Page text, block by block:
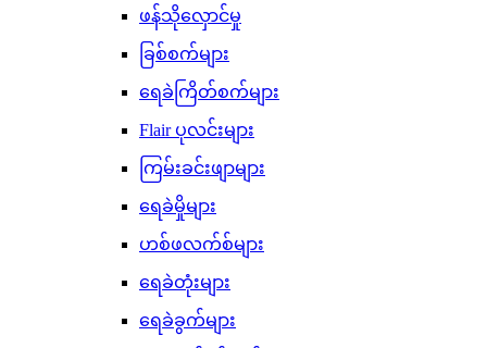
ဖန်သိုလှောင်မှု
ခြစ်စက်များ
ရေခဲကြိတ်စက်များ
Flair ပုလင်းများ
ကြမ်းခင်းဖျာများ
ရေခဲမှိုများ
ဟစ်ဖလက်စ်များ
ရေခဲတုံးများ
ရေခဲခွက်များ